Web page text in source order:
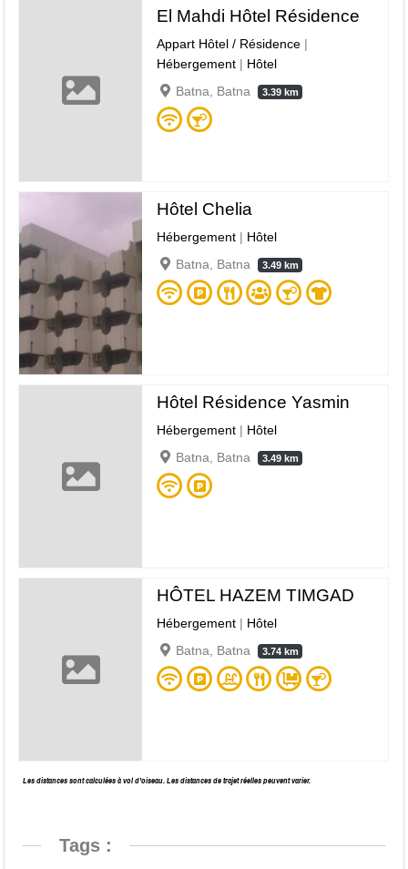
El Mahdi Hôtel Résidence
Appart Hôtel / Résidence |
Hébergement | Hôtel
Batna, Batna
3.39 km
Hôtel Chelia
Hébergement | Hôtel
Batna, Batna
3.49 km
Hôtel Résidence Yasmin
Hébergement | Hôtel
Batna, Batna
3.49 km
HÔTEL HAZEM TIMGAD
Hébergement | Hôtel
Batna, Batna
3.74 km
Les distances sont calculées à vol d’oiseau. Les distances de trajet réelles peuvent varier.
Tags :